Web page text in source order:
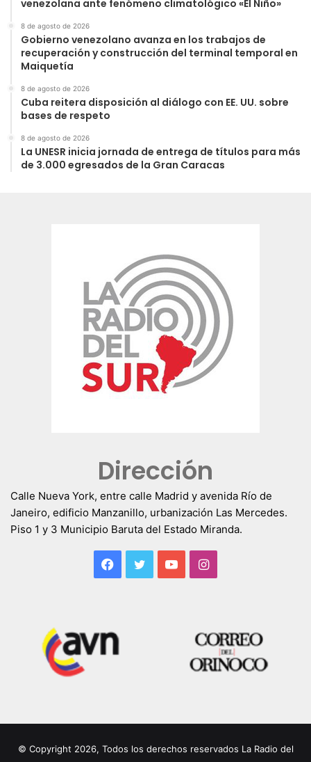
venezolana ante fenómeno climatológico «El Niño»
8 de agosto de 2026
Gobierno venezolano avanza en los trabajos de
recuperación y construcción del terminal temporal en
Maiquetía
8 de agosto de 2026
Cuba reitera disposición al diálogo con EE. UU. sobre
bases de respeto
8 de agosto de 2026
La UNESR inicia jornada de entrega de títulos para más
de 3.000 egresados de la Gran Caracas
Dirección
Calle Nueva York, entre calle Madrid y avenida Río de
Janeiro, edificio Manzanillo, urbanización Las Mercedes.
Piso 1 y 3 Municipio Baruta del Estado Miranda.
Facebook
TwitterYouTubeInstagram
© Copyright 2026, Todos los derechos reservados La Radio del